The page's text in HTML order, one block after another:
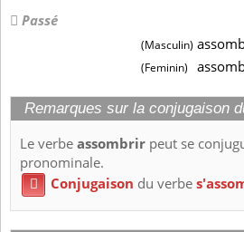
Passé
(Masculin)
(Feminin)
Remarques sur la conjugaison
Le verbeassombrir peut se
pronominale.
 Conjugaison du verbe